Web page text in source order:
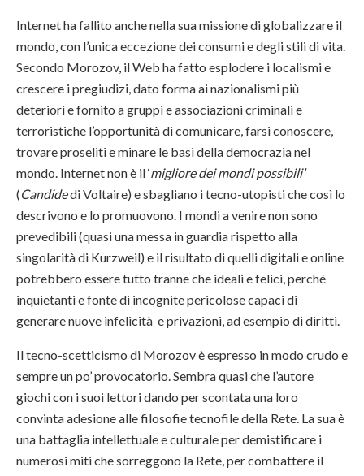
Internet ha fallito anche nella sua missione di globalizzare il
mondo, con l’unica eccezione dei consumi e degli stili di vita.
Secondo Morozov, il Web ha fatto esplodere i localismi e
crescere i pregiudizi, dato forma ai nazionalismi più
deteriori e fornito a gruppi e associazioni criminali e
terroristiche l’opportunità di comunicare, farsi conoscere,
trovare proseliti e minare le basi della democrazia nel
mondo. Internet non è il ‘migliore dei mondi possibili’
(Candidedi Voltaire) e sbagliano i tecno-utopisti che così lo
descrivono e lo promuovono. I mondi a venire non sono
prevedibili (quasi una messa in guardia rispetto alla
singolarità di Kurzweil) e il risultato di quelli digitali e online
potrebbero essere tutto tranne che ideali e felici, perché
inquietanti e fonte di incognite pericolose capaci di
generare nuove infelicità e privazioni, ad esempio di diritti.
Il tecno-scetticismo di Morozov è espresso in modo crudo e
sempre un po’ provocatorio. Sembra quasi che l’autore
giochi con i suoi lettori dando per scontata una loro
convinta adesione alle filosofie tecnofile della Rete. La sua è
una battaglia intellettuale e culturale per demistificare i
numerosi miti che sorreggono la Rete, per combattere il